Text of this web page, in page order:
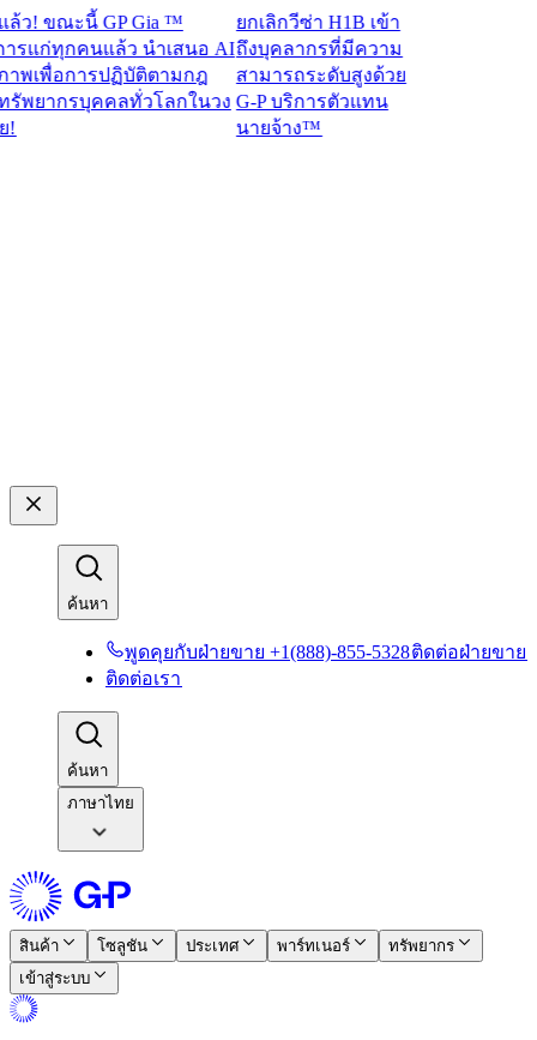
ขณะนี้ GP Gia ™
ทุกคนแล้ว นำเสนอ AI
อการปฏิบัติตามกฎ
ากรบุคคลทั่วโลกในวง
ยกเลิกวีซ่า H1B เข้า
ถึงบุคลากรที่มีความ
สามารถระดับสูงด้วย
G-P บริการตัวแทน
นายจ้าง™​​
ค้นหา​​
พูดคุยกับฝ่ายขาย +1(888)-855-5328​​ติดต่อฝ่ายขาย​​
ติดต่อเรา​​
ค้นหา​​
ภาษาไทย
สินค้า​​ โซลูชัน​​ ประเทศ​​ พาร์ทเนอร์​​
ทรัพยากร​​
เข้าสู่ระบบ​​